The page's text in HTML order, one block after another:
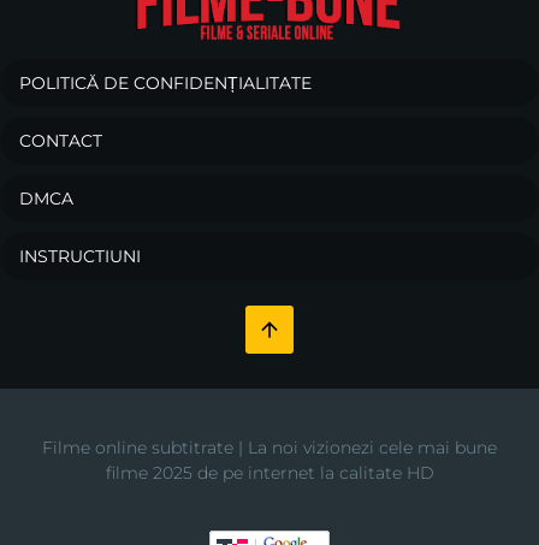
POLITICĂ DE CONFIDENȚIALITATE
CONTACT
DMCA
INSTRUCTIUNI
Filme online subtitrate | La noi vizionezi cele mai bune
filme 2025 de pe internet la calitate HD